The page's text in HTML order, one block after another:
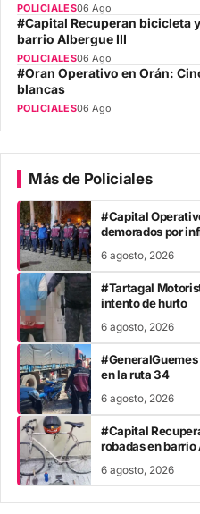
POLICIALES06 Ago
#Capital Recuperan bicicleta
barrio Albergue III
POLICIALES06 Ago
#Oran Operativo en Orán:
blancas
POLICIALES06 Ago
Más de Policiales
#Capital
demorados por
6 agosto, 2026
#Tartagal
intento de hurto
6 agosto, 2026
en la ruta 34
6 agosto, 2026
#Capital
robadas en barrio
6 agosto, 2026